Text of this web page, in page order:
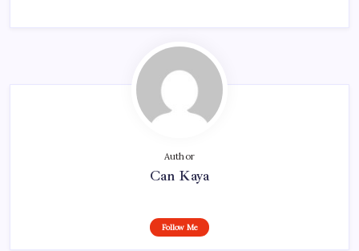
Author
Can Kaya
Follow Me